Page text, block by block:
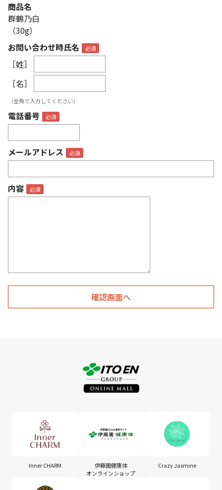
商品名
群鶴乃白
（30g）
お問い合わせ時氏名
［姓］
［名］
（全角で入力してください）
電話番号
メールアドレス
内容
Inner CHARM
伊藤園健康体
オンラインショップ
Crazy Jasmine